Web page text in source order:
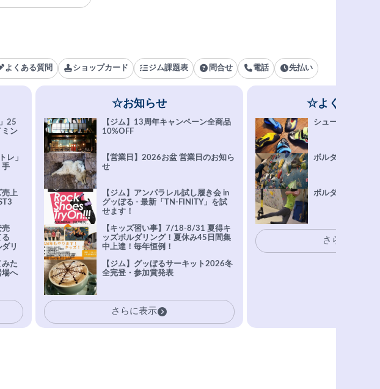
よくある質問 ショップカード ジム課題表 問合せ 電話 先払い
25
ミン
レ」
手
売上
売
る
リ
みた
場へ
☆お知らせ
【ジム】13周年キャンペーン全商品
10%OFF
【営業日】2026お盆 営業日のお知ら
せ
【ジム】アンパラレル試し履き会 in
グッぼる - 最新「TN-FINITY」を試
せます！
【キッズ習い事】7/18-8/31 夏得キ
ッズボルダリング！夏休み45日間集
中上達！毎年恒例！
【ジム】グッぼるサーキット2026冬
全完登・参加賞発表
さらに表示
☆よくある質
シューズ選びFAQ
ボルダリング上達
ボルダリングトレ
さらに表示